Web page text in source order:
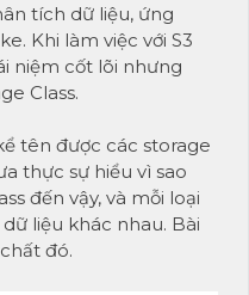
tích dữ liệu, ứng
Khi làm việc với S3
niệm cốt lõi nhưng
Class.
tên được các storage
thực sự hiểu vì sao
đến vậy, và mỗi loại
liệu khác nhau. Bài
đó.